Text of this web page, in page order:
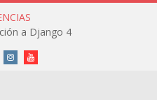
a Django 4
InstagramYoutube